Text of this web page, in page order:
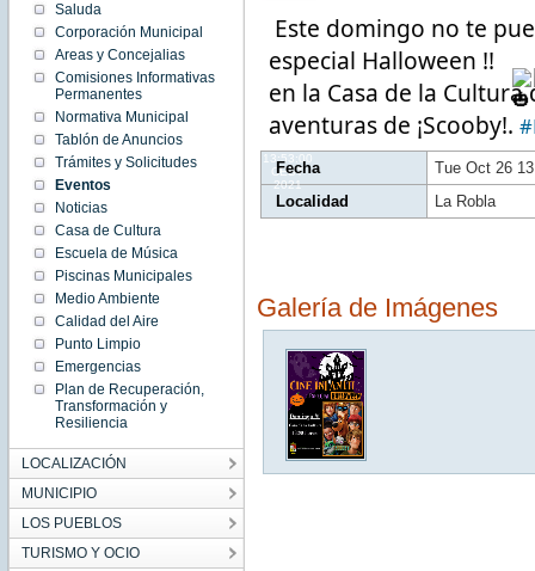
Saluda
Corporación Municipal
Areas y Concejalias
Comisiones Informativas
Permanentes
Normativa Municipal
Tablón de Anuncios
Trámites y Solicitudes
Eventos
Noticias
Casa de Cultura
Escuela de Música
Piscinas Municipales
Medio Ambiente
Calidad del Aire
Punto Limpio
Emergencias
Plan de Recuperación,
Transformación y
Resiliencia
LOCALIZACIÓN
MUNICIPIO
LOS PUEBLOS
TURISMO Y OCIO
CEST
Tue Oct
26
13:53:00
CEST
2021
Tue Oct
13:53:00
CEST
2021
Este domingo no te
especial Halloween !!
en la Casa de la Cultura
aventuras de ¡Scooby!.
Fecha
Tue Oct 26
Localidad
La Robla
Galería de Imágenes